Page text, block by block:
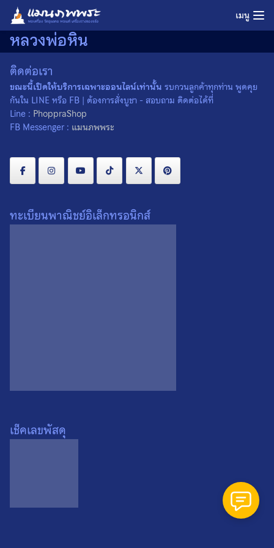
Skip
content
เมนู
หลวงพ่อหิน
เหรียญกลมเล็ก รุ่น 1 หลวง
พ่อหิน หลวงพ่อบุญธรรม วัด
ติดต่อเรา
ขณะนี้เปิดให้บริการเฉพาะออนไลน์เท่านั้น รบกวนลูกค้าทุกท่าน พูดคุย
กันใน LINE หรือ FB | ต้องการสั่งบูชา - สอบถาม ติดต่อได้ที่
Line : PhoppraShop
FB Messenger : แมนภพพระ
ทะเบียนพาณิชย์อิเล็กทรอนิกส์
เช็คเลขพัสดุ